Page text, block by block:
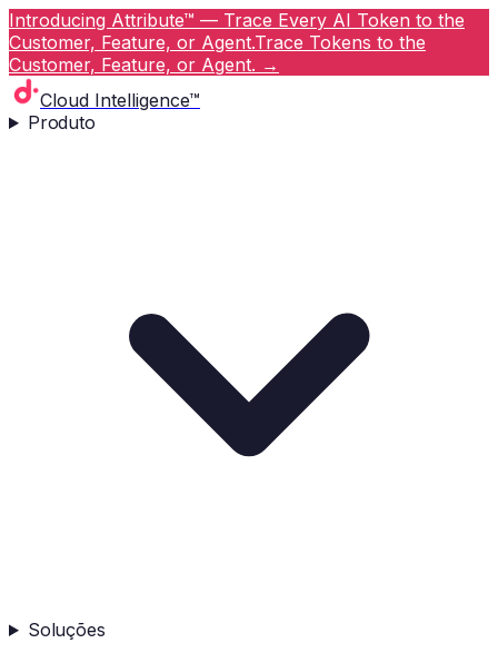
Introducing Attribute™ — Trace Every AI Token to the
Customer, Feature, or Agent.Trace Tokens to the
Customer, Feature, or Agent. →
Cloud Intelligence™
Produto
Soluções